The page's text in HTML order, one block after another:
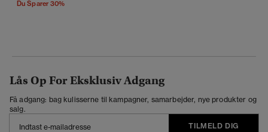
Du Sparer 30%
Lås Op For Eksklusiv Adgang
Få adgang: bag kulisserne til kampagner, samarbejder, nye produkter og
salg.
TILMELD DIG